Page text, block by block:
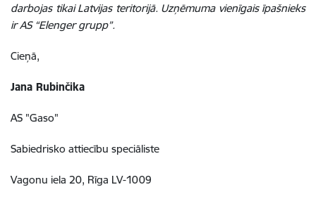
darbojas tikai Latvijas teritorijā. Uzņēmuma vienīgais īpašnieks
ir AS “Elenger grupp”.
Cieņā,
Jana Rubinčika
AS "Gaso"
Sabiedrisko attiecību speciāliste
Vagonu iela 20, Rīga LV-1009